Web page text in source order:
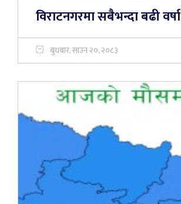
विराटनगरमा सबैभन्दा बढी वर्षा
बुधबार, साउन २०, २०८३